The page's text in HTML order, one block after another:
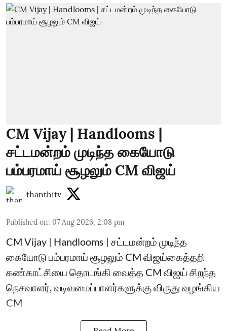
CM Vijay | Handlooms |
சட்டமன்றம் முடிந்த கையோடு
பம்பரமாய் சூழலும் CM விஜய்
thanthitv
Published on: 07 Aug 2026, 2:08 pm
CM Vijay | Handlooms | சட்டமன்றம் முடிந்த
கையோடு பம்பரமாய் சூழலும் CM விஜய்கைத்தறி
கண்காட்சியை தொடங்கி வைத்த CM விஜய் சிறந்த
நெசவாளர், வடிவமைப்பாளர்களுக்கு விருது வழங்கிய
CM